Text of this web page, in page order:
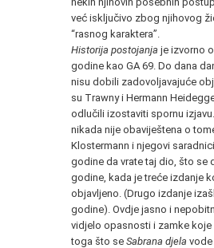
već isključivo zbog njihovog
“rasnog karaktera”.
Historija postojanja je izvorno
godine kao GA 69. Do dana
nisu dobili zadovoljavajuće
su Trawny i Hermann
odlučili izostaviti spornu
nikada nije obaviještena o
Klostermann i njegovi
godine da vrate taj dio, što se
godine, kada je treće izdanje
objavljeno. (Drugo izdanje
godine). Ovdje jasno i
vidjelo opasnosti i zamke
toga što se Sabrana djela